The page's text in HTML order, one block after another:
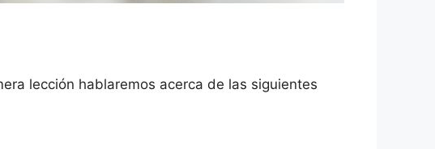
lección hablaremos acerca de las siguientes